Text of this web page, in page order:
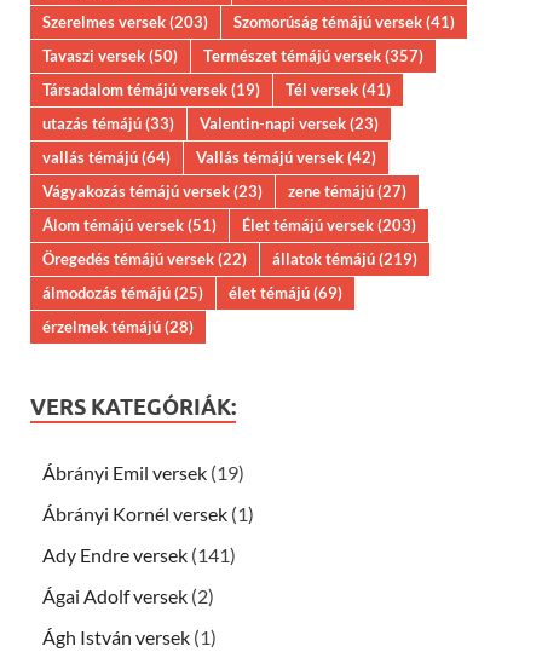
Szerelmes versek(203) Szomorúság témájú versek(41)
Tavaszi versek(50) Természet témájú versek(357)
Társadalom témájú versek(19) Tél versek(41)
utazás témájú(33) Valentin-napi versek(23)
vallás témájú(64) Vallás témájú versek(42)
Vágyakozás témájú versek(23) zene témájú(27)
Álom témájú versek(51) Élet témájú versek(203)
Öregedés témájú versek(22) állatok témájú(219)
álmodozás témájú(25) élet témájú(69)
érzelmek témájú(28)
VERS KATEGÓRIÁK:
Ábrányi Emil versek (19)
Ábrányi Kornél versek (1)
Ady Endre versek (141)
Ágai Adolf versek (2)
Ágh István versek (1)